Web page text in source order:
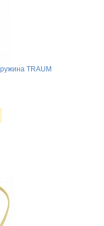
TRAUM